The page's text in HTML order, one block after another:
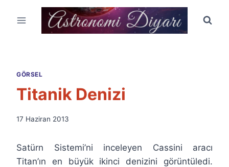
GÖRSEL
Titanik Denizi
By
Özyar
17 Haziran 2013
Satürn Sistemi’ni inceleyen Cassini aracı
Titan’ın en büyük ikinci denizini görüntüledi.